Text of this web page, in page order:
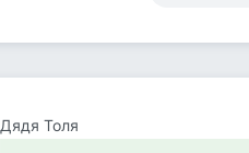
Дядя Толя